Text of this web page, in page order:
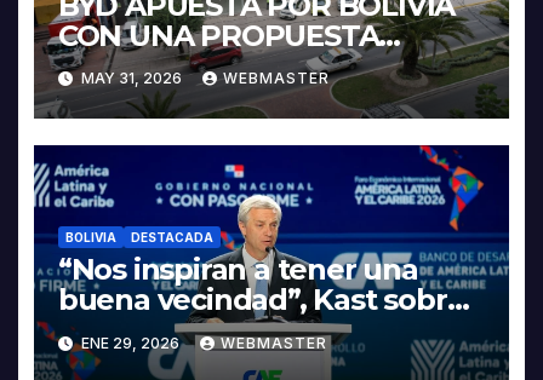
CON UNA PROPUESTA
INTEGRAL PARA IMPULSAR
LA ELECTROMOVILIDAD Y LA
INDUSTRIALIZACIÓN DEL
LITIO
MAY 31, 2026 WEBMASTER
BOLIVIA DESTACADA
“Nos inspiran a tener una
buena vecindad”, Kast sobre
discurso del presidente
Rodrigo Paz
ENE 29, 2026 WEBMASTER